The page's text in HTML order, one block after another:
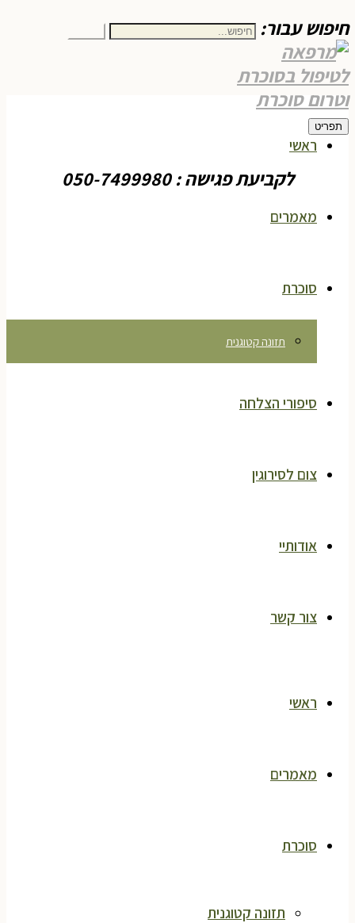
חיפוש עבור:
תפריט
לקביעת פגישה : 050-7499980
ראשי
מאמרים
סוכרת
תזונה קטוגנית
סיפורי הצלחה
צום לסירוגין
אודותיי
צור קשר
ראשי
מאמרים
סוכרת
תזונה קטוגנית